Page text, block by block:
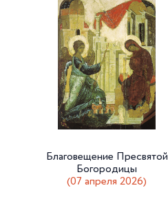
Благовещение Пресвятой
Богородицы
(07 апреля 2026)